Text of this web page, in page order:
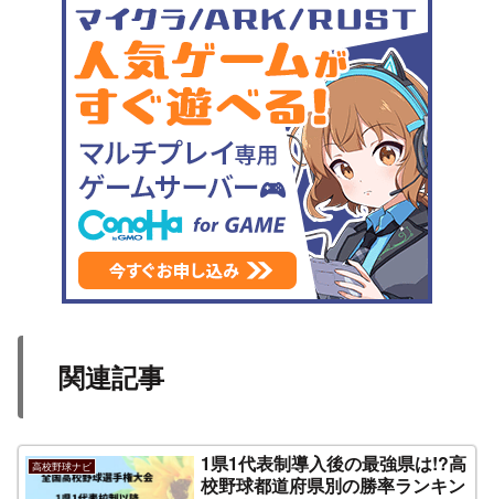
関連記事
高校野球ナビ
1県1代表制導入後の最強県は!?高
校野球都道府県別の勝率ランキン